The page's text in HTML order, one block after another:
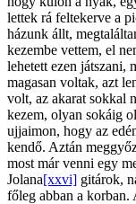
lettek rá feltekerve a
házunk állt,
kezembe vettem, el
lehetett ezen játszani,
magasan voltak, azt
volt, az akarat sokkal
kezem, olyan sokáig
ujjaimon, hogy az
kendő. Aztán
most már venni egy
Jolana[xxvi] gitárok,
főleg abban a korban.